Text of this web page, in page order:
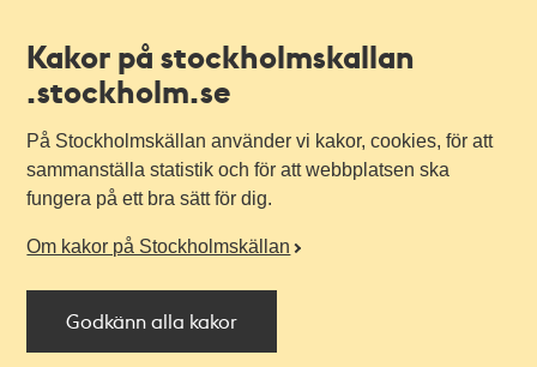
Kakor på stockholmskallan
.stockholm.se
På Stockholmskällan använder vi kakor, cookies, för att
sammanställa statistik och för att webbplatsen ska
fungera på ett bra sätt för dig.
Om kakor på Stockholmskällan
Godkänn alla kakor